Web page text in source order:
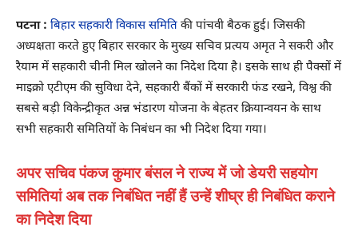
पटना : बिहार सहकारी विकास समिति की पांचवी बैठक हुई। जिसकी
अध्यक्षता करते हुए बिहार सरकार के मुख्य सचिव प्रत्यय अमृत ने सकरी और
रैयाम में सहकारी चीनी मिल खोलने का निदेश दिया है। इसके साथ ही पैक्सों में
माइक्रो एटीएम की सुविधा देने, सहकारी बैंकों में सरकारी फंड रखने, विश्व की
सबसे बड़ी विकेन्द्रीकृत अन्न भंडारण योजना के बेहतर क्रियान्वयन के साथ
सभी सहकारी समितियों के निबंधन का भी निदेश दिया गया।
अपर सचिव पंकज कुमार बंसल ने राज्य में जो डेयरी सहयोग
समितियां अब तक निबंधित नहीं हैं उन्हें शीघ्र ही निबंधित कराने
का निदेश दिया